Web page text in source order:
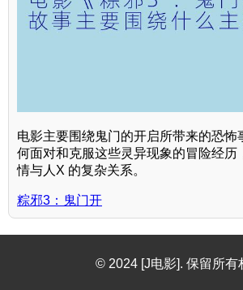
电影主要围绕鬼门的开启所带来的恐怖
何面对和克服这些灵异现象的冒险经历
情与人X 的复杂关系。
粽邪3：鬼门开
© 2024 [J电影]. 保留所有